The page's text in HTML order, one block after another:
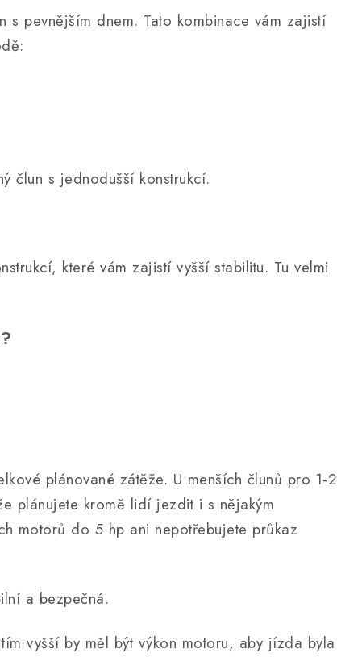
pevnějším dnem. Tato kombinace vám zajistí
člun s jednodušší konstrukcí.
které vám zajistí vyšší stabilitu. Tu velmi
plánované zátěže. U menších člunů pro 1-2
plánujete kromě lidí jezdit i s nějakým
motorů do 5 hp ani nepotřebujete průkaz
a bezpečná.
vyšší by měl být výkon motoru, aby jízda byla